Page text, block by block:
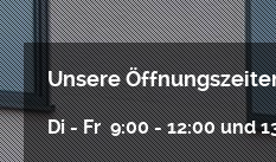
Unsere
Di - Fr 9:00 - 12:00 und